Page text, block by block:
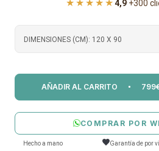
★★★★★4,9·+300
DIMENSIONES (CM): 120 X 90
AÑADIR AL CARRITO
COMPRAR POR
Hecho a mano Garantía de por